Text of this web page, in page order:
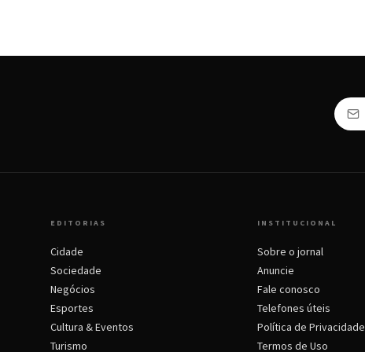
EDITORIAS
Cidade
Sociedade
Negócios
Esportes
Cultura & Eventos
Turismo
INSTITUCIONAL
Sobre o jornal
Anuncie
Fale conosco
Telefones úteis
Política de Privacidade
Termos de Uso